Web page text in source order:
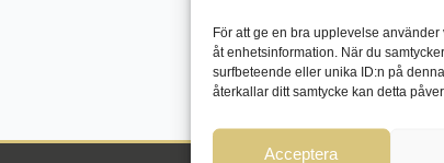
För att ge en bra upplevelse
åt enhetsinformation. När du
surfbeteende eller unika ID:n på
återkallar ditt samtycke kan detta
Acceptera